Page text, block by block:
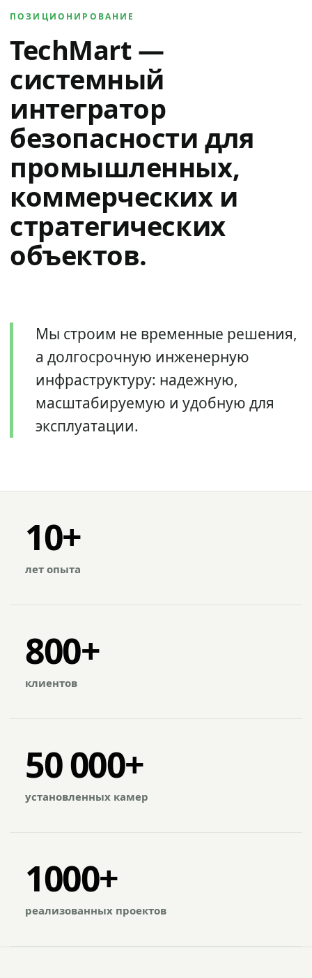
ПОЗИЦИОНИРОВАНИЕ
TechMart —
системный
интегратор
безопасности для
промышленных,
коммерческих и
стратегических
объектов.
Мы строим не временные решения,
а долгосрочную инженерную
инфраструктуру: надежную,
масштабируемую и удобную для
эксплуатации.
10+
лет опыта
800+
клиентов
50 000+
установленных камер
1000+
реализованных проектов